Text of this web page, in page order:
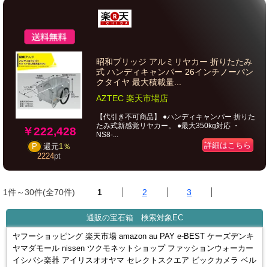
￥222,428
P 還元1％
2224pt
昭和ブリッジ アルミリヤカー 折りたたみ
式 ハンディキャンパー 26インチノーパン
クタイヤ 最大積載量...
AZTEC 楽天市場店
【代引き不可商品】 ●ハンディキャンパー 折りた
たみ式新感覚リヤカー。 ●最大350kg対応 ・
NS8-...
詳細はこちら
1件～30件(全70件) 1 2 3
通販の宝石箱 検索対象EC
ヤフーショッピング 楽天市場 amazon au PAY e-BEST ケーズデンキ
ヤマダモール nissen ツクモネットショップ ファッションウォーカー
イシバシ楽器 アイリスオオヤマ セレクトスクエア ビックカメラ ベル